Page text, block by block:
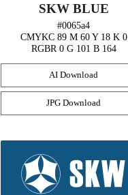
SKW BLUE
#0065a4
CMYKC 89 M 60 Y 18 K 0
RGBR 0 G 101 B 164
AI Download
JPG Download